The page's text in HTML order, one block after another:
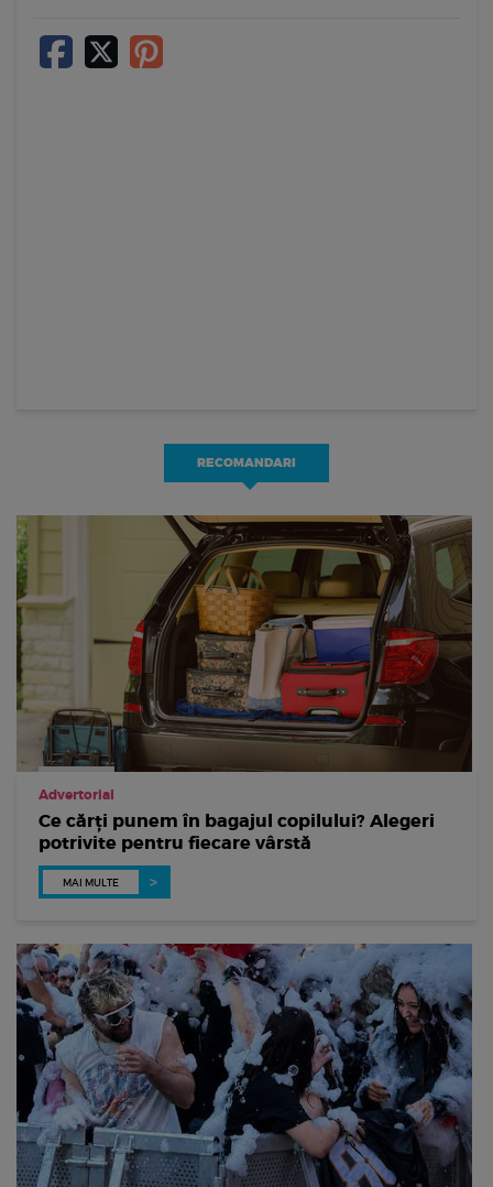
RECOMANDARI
Advertorial
Ce cărți punem în bagajul copilului? Alegeri
potrivite pentru fiecare vârstă
MAI MULTE